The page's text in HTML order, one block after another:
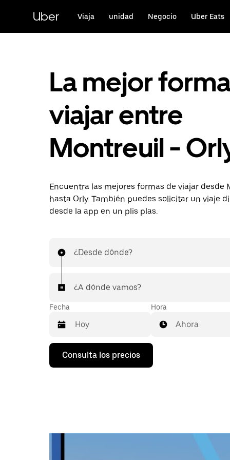
contenido
principal
Uber Viaja unidad Negocio Uber Eats
La mejor
viajar entre
Montreuil -
Encuentra las mejores formas de viajar desde
hasta Orly. También puedes solicitar un viaje
desde la app en un plis plas.
¿Desde dónde?
¿A dónde vamos?
Fecha
Pulsa
flecha
y
Hora
Ahora
Consulta los precios